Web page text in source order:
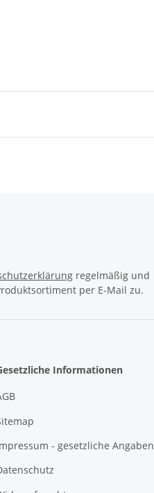
regelmäßig und
per E-Mail zu.
Informationen
- gesetzliche Angaben